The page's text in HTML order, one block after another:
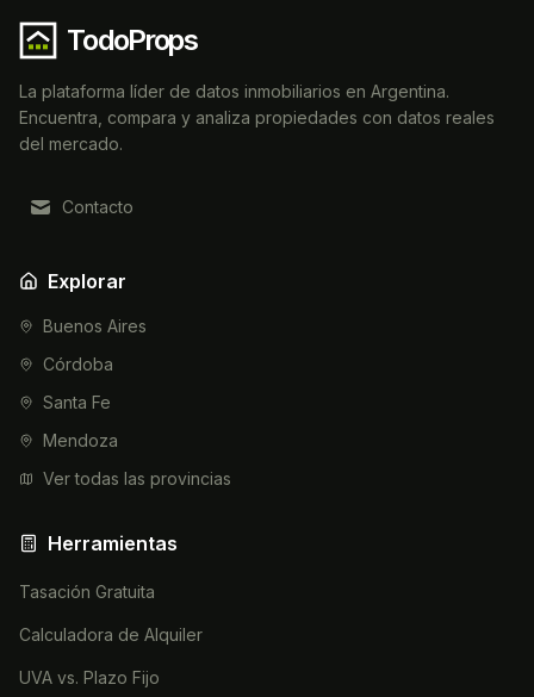
TodoProps
La plataforma líder de datos inmobiliarios en Argentina.
Encuentra, compara y analiza propiedades con datos reales
del mercado.
Contacto
Explorar
Buenos Aires
Córdoba
Santa Fe
Mendoza
Ver todas las provincias
Herramientas
Tasación Gratuita
Calculadora de Alquiler
UVA vs. Plazo Fijo